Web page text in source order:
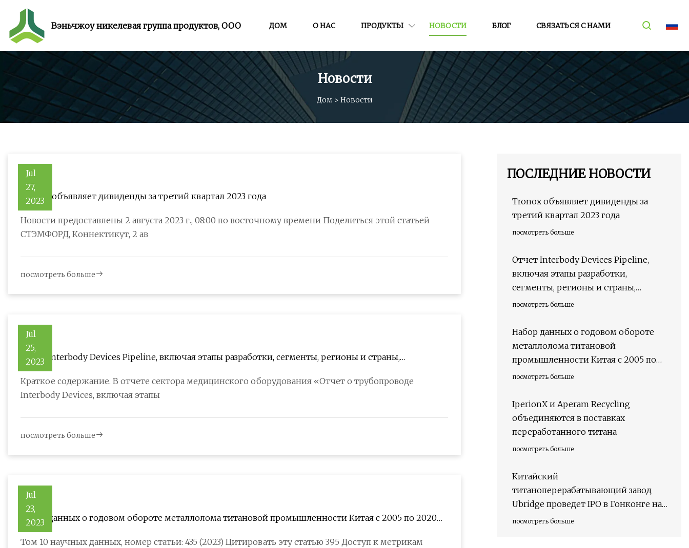
Вэньчжоу никелевая группа продуктов, ООО ДОМ О НАС ПРОДУКТЫ НОВОСТИ БЛОГ СВЯЗАТЬСЯ С НАМИ
Новости
Дом > Новости
Jul
27,
2023
Tronox объявляет дивиденды за третий квартал 2023 года
Новости предоставлены 2 августа 2023 г., 08:00 по восточному времени Поделиться этой статьей
СТЭМФОРД, Коннектикут, 2 ав
посмотреть больше
Jul
25,
2023
Отчет Interbody Devices Pipeline, включая этапы разработки, сегменты, регионы и страны,
нормативно-правовую базу и ключевые компании, обновление 2023 г.
Краткое содержание. В отчете сектора медицинского оборудования «Отчет о трубопроводе
Interbody Devices, включая этапы
посмотреть больше
Jul
23,
2023
Набор данных о годовом обороте металлолома титановой промышленности Китая с 2005 по 2020
год
Том 10 научных данных, номер статьи: 435 (2023) Цитировать эту статью 395 Доступ к метрикам
ПОСЛЕДНИЕ НОВОСТИ
Tronox объявляет дивиденды за
третий квартал 2023 года
посмотреть больше
Отчет Interbody Devices Pipeline,
включая этапы разработки,
сегменты, регионы и страны,
нормативно-правовую базу и
2023 г.
посмотреть больше
Набор данных о годовом обороте
металлолома титановой
промышленности Китая с 2005 по
2020 год
посмотреть больше
IperionX и Aperam Recycling
объединяются в поставках
переработанного титана
посмотреть больше
Китайский
титаноперерабатывающий завод
Ubridge проведет IPO в Гонконге на
сумму 300 миллионов долларов
посмотреть больше